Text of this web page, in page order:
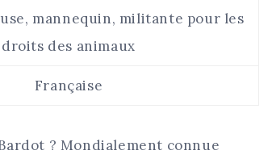
mannequin, militante pour les
droits des animaux
Française
? Mondialement connue